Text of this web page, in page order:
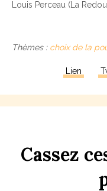
Louis Perceau (La
Thèmes : choix de la
Lien
Cassez